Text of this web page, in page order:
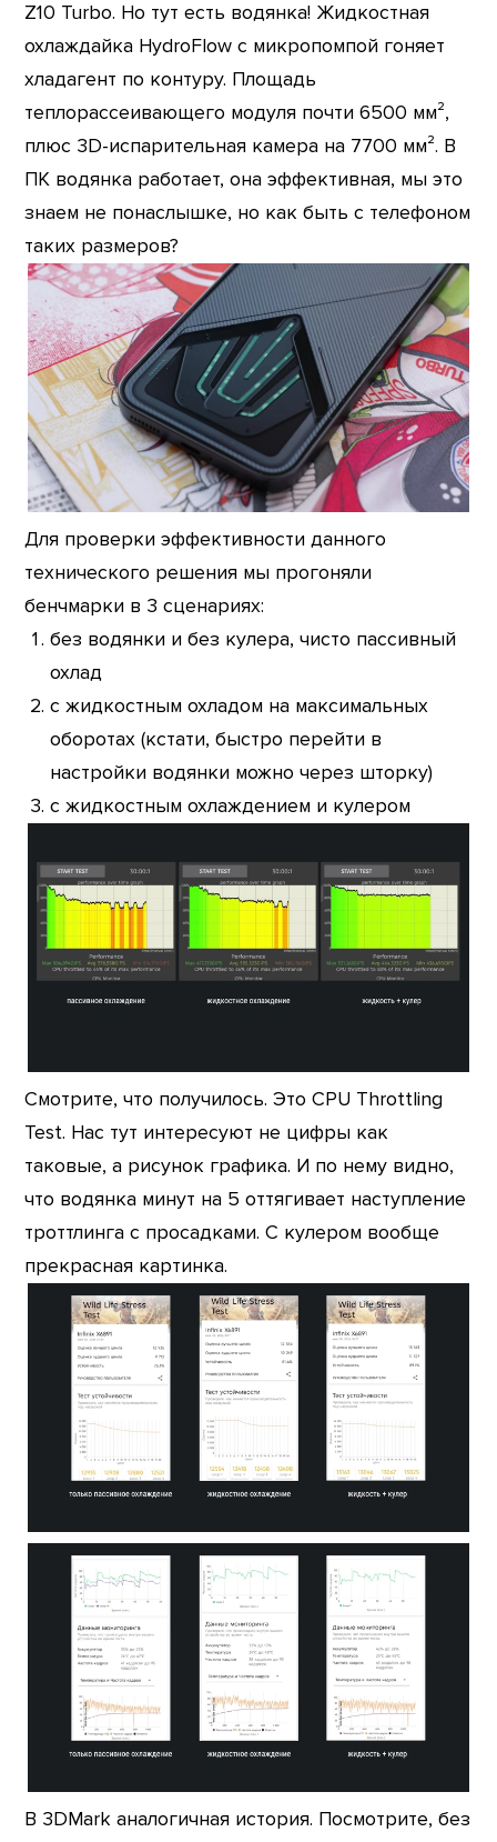
Z10 Turbo. Но тут есть водянка! Жидкостная
охлаждайка HydroFlow с микропомпой гоняет
хладагент по контуру. Площадь
теплорассеивающего модуля почти 6500 мм²,
плюс 3D-испарительная камера на 7700 мм². В
ПК водянка работает, она эффективная, мы это
знаем не понаслышке, но как быть с телефоном
таких размеров?
Для проверки эффективности данного
технического решения мы прогоняли
бенчмарки в 3 сценариях:
без водянки и без кулера, чисто пассивный
охлад
с жидкостным охладом на максимальных
оборотах (кстати, быстро перейти в
настройки водянки можно через шторку)
с жидкостным охлаждением и кулером
Смотрите, что получилось. Это CPU Throttling
Test. Нас тут интересуют не цифры как
таковые, а рисунок графика. И по нему видно,
что водянка минут на 5 оттягивает наступление
троттлинга с просадками. С кулером вообще
прекрасная картинка.
В 3DMark аналогичная история. Посмотрите, без